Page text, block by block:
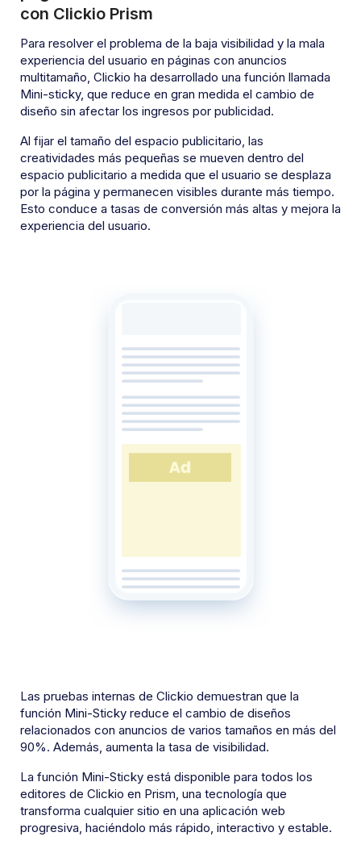
con Clickio Prism
Para resolver el problema de la baja visibilidad y la mala
experiencia del usuario en páginas con anuncios
multitamaño, Clickio ha desarrollado una función llamada
Mini-sticky, que reduce en gran medida el cambio de
diseño sin afectar los ingresos por publicidad.
Al fijar el tamaño del espacio publicitario, las
creatividades más pequeñas se mueven dentro del
espacio publicitario a medida que el usuario se desplaza
por la página y permanecen visibles durante más tiempo.
Esto conduce a tasas de conversión más altas y mejora la
experiencia del usuario.
Las pruebas internas de Clickio demuestran que la
función Mini-Sticky reduce el cambio de diseños
relacionados con anuncios de varios tamaños en más del
90%. Además, aumenta la tasa de visibilidad.
La función Mini-Sticky está disponible para todos los
editores de Clickio en Prism, una tecnología que
transforma cualquier sitio en una aplicación web
progresiva, haciéndolo más rápido, interactivo y estable.